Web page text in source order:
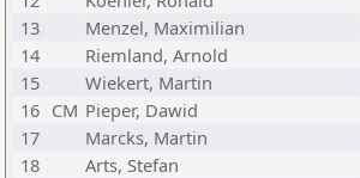
13
Menzel, Maximilian
14
Riemland, Arnold
15
Wiekert, Martin
16 CM Pieper, Dawid
17
Marcks, Martin
18
Arts, Stefan